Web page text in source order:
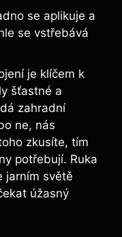
se aplikuje a
se vstřebává
je klíčem k
šťastné a
zahradní
ne, nás
zkusíte, tím
potřebují. Ruka
jarním světě
úžasný